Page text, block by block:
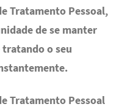
Tratamento Pessoal,
de se manter
o seu
Tratamento Pessoal